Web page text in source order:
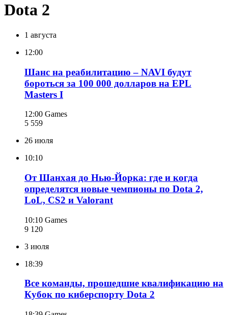
Dota 2
1 августа
12:00
Шанс на реабилитацию – NAVI будут
бороться за 100 000 долларов на EPL
Masters I
12:00 Games
5 559
26 июля
10:10
От Шанхая до Нью-Йорка: где и когда
определятся новые чемпионы по Dota 2,
LoL, CS2 и Valorant
10:10 Games
9 120
3 июля
18:39
Все команды, прошедшие квалификацию на
Кубок по киберспорту Dota 2